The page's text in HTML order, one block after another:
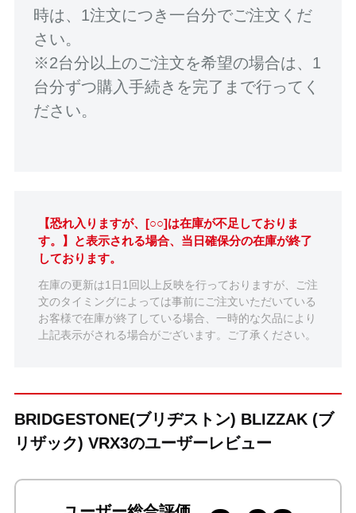
時は、1注文につき一台分でご注文くだ
さい。
※2台分以上のご注文を希望の場合は、1
台分ずつ購入手続きを完了まで行ってく
ださい。
【恐れ入りますが、[○○]は在庫が不足しておりま
す。】と表示される場合、当日確保分の在庫が終了
しております。
在庫の更新は1日1回以上反映を行っておりますが、ご注
文のタイミングによっては事前にご注文いただいている
お客様で在庫が終了している場合、一時的な欠品により
上記表示がされる場合がございます。ご了承ください。
BRIDGESTONE(ブリヂストン) BLIZZAK (ブ
リザック) VRX3のユーザーレビュー